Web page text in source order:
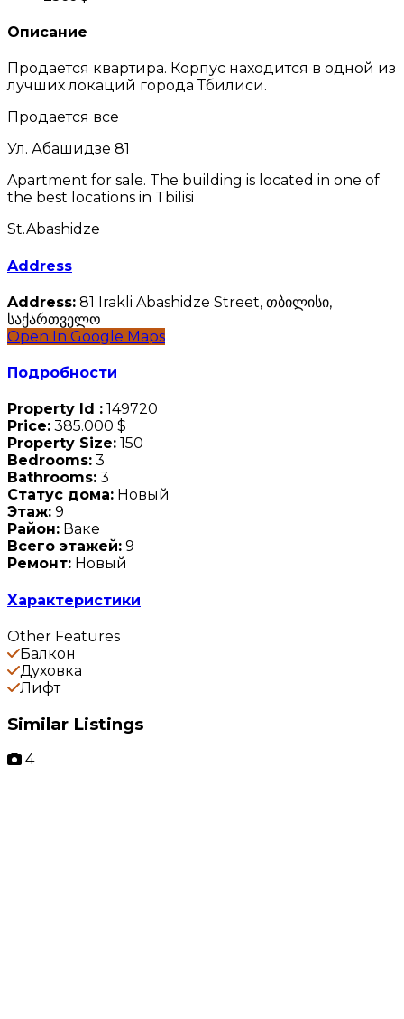
Описание
Продается квартира. Корпус находится в одной из
лучших локаций города Тбилиси.
Продается все
Ул. Абашидзе 81
Apartment for sale. The building is located in one of
the best locations in Tbilisi
St.Abashidze
Address
Address: 81 Irakli Abashidze Street, თბილისი,
საქართველო
Open In Google Maps
Подробности
Property Id : 149720
Price: 385.000 $
Property Size: 150
Bedrooms: 3
Bathrooms: 3
Статус дома: Новый
Этаж: 9
Район: Ваке
Всего этажей: 9
Ремонт: Новый
Характеристики
Other Features
Балкон
Духовка
Лифт
Similar Listings
4